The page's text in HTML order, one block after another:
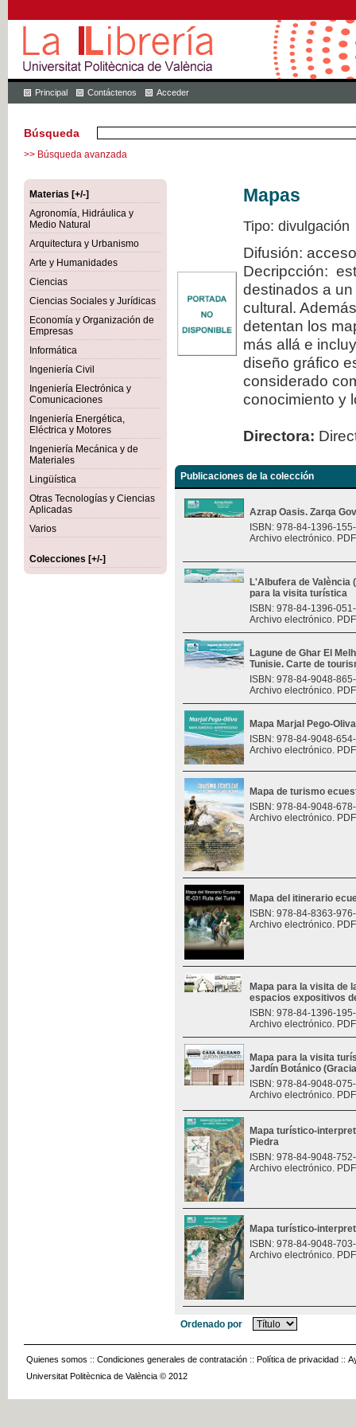
Principal Contáctenos Acceder
Búsqueda
>> Búsqueda avanzada
Materias [+/-]
Agronomía, Hidráulica y
Medio Natural
Arquitectura y Urbanismo
Arte y Humanidades
Ciencias
Ciencias Sociales y Jurídicas
Economía y Organización de
Empresas
Informática
Ingeniería Civil
Ingeniería Electrónica y
Comunicaciones
Ingeniería Energética,
Eléctrica y Motores
Ingeniería Mecánica y de
Materiales
Lingüística
Otras Tecnologías y Ciencias
Aplicadas
Varios
Colecciones [+/-]
Mapas
Tipo: divulgación
Difusión:
Decripcción:
destinados a
cultural.
detentan los
más allá e
diseño gráfico
considerado
conocimiento y
Directora:
Publicaciones de la colección
Azrap Oasis. Zarqa
ISBN: 978-84-1396-
Archivo electrónico.
L'Albufera de València
para la visita turística
ISBN: 978-84-1396-
Archivo electrónico.
Lagune de Ghar El
Tunisie. Carte de
ISBN: 978-84-9048-
Archivo electrónico.
Mapa Marjal Pego-Oliva
ISBN: 978-84-9048-
Archivo electrónico.
Mapa de turismo
ISBN: 978-84-9048-
Archivo electrónico.
Mapa del itinerario
ISBN: 978-84-8363-
Archivo electrónico.
Mapa para la visita de
espacios expositivos
ISBN: 978-84-1396-
Archivo electrónico.
Mapa para la visita
Jardín Botánico
ISBN: 978-84-9048-
Archivo electrónico.
Mapa turístico-
Piedra
ISBN: 978-84-9048-
Archivo electrónico.
Mapa turístico-
ISBN: 978-84-9048-
Archivo electrónico.
Ordenado por
Quienes somos :: Condiciones generales de contratación :: Política de privacidad ::
Universitat Politècnica de València © 2012